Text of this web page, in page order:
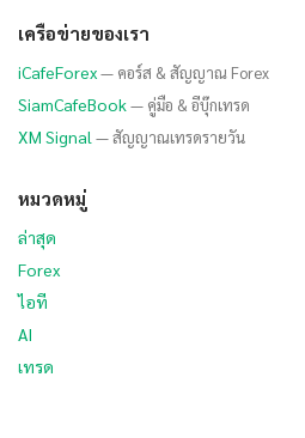
เครือข่ายของเรา
iCafeForex— คอร์ส & สัญญาณ Forex
SiamCafeBook— คู่มือ & อีบุ๊กเทรด
XM Signal — สัญญาณเทรดรายวัน
หมวดหมู่
ล่าสุด
Forex
ไอที
AI
เทรด